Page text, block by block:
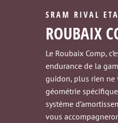
SRAM RIVAL
ROUBAIX
Le Roubaix Comp,
endurance de la
guidon, plus rien ne
géométrie
système
vous